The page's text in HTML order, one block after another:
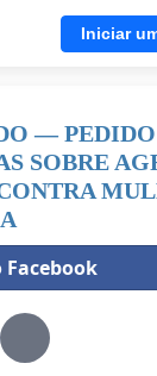
Iniciar
—
SOBRE